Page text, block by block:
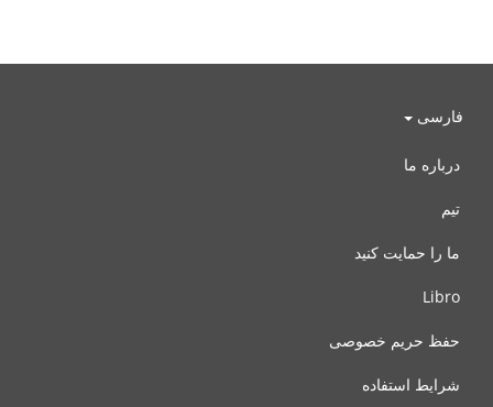
فارسی
درباره ما
تیم
ما را حمایت کنید
Libro
حفظ حریم خصوصی
شرایط استفاده